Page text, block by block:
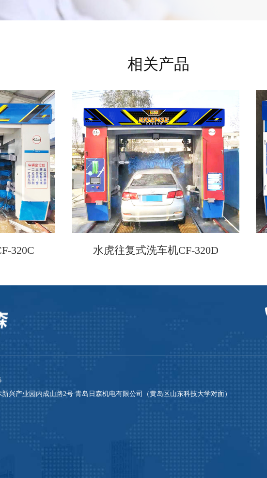
相关产品
320C 水虎往复式洗车机CF-320D
兴产业园内成山路2号 青岛日森机电有限公司（黄岛区山东科技大学对面）